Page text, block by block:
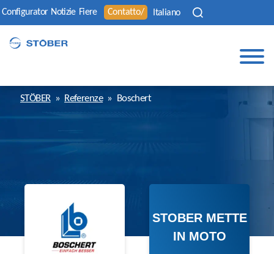
Configurator Notizie Fiere Contatto/ Italiano
STÖBER » Referenze » Boschert
STOBER METTE
IN MOTO